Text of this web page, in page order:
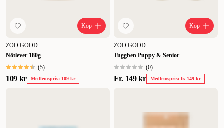
Köp
ZOO GOOD
Nötlever 180g
(5)
109 kr Medlemspris: 109 kr
Köp
ZOO GOOD
Tuggben Puppy & Senior
(0)
Fr. 149 kr Medlemspris: fr. 149 kr